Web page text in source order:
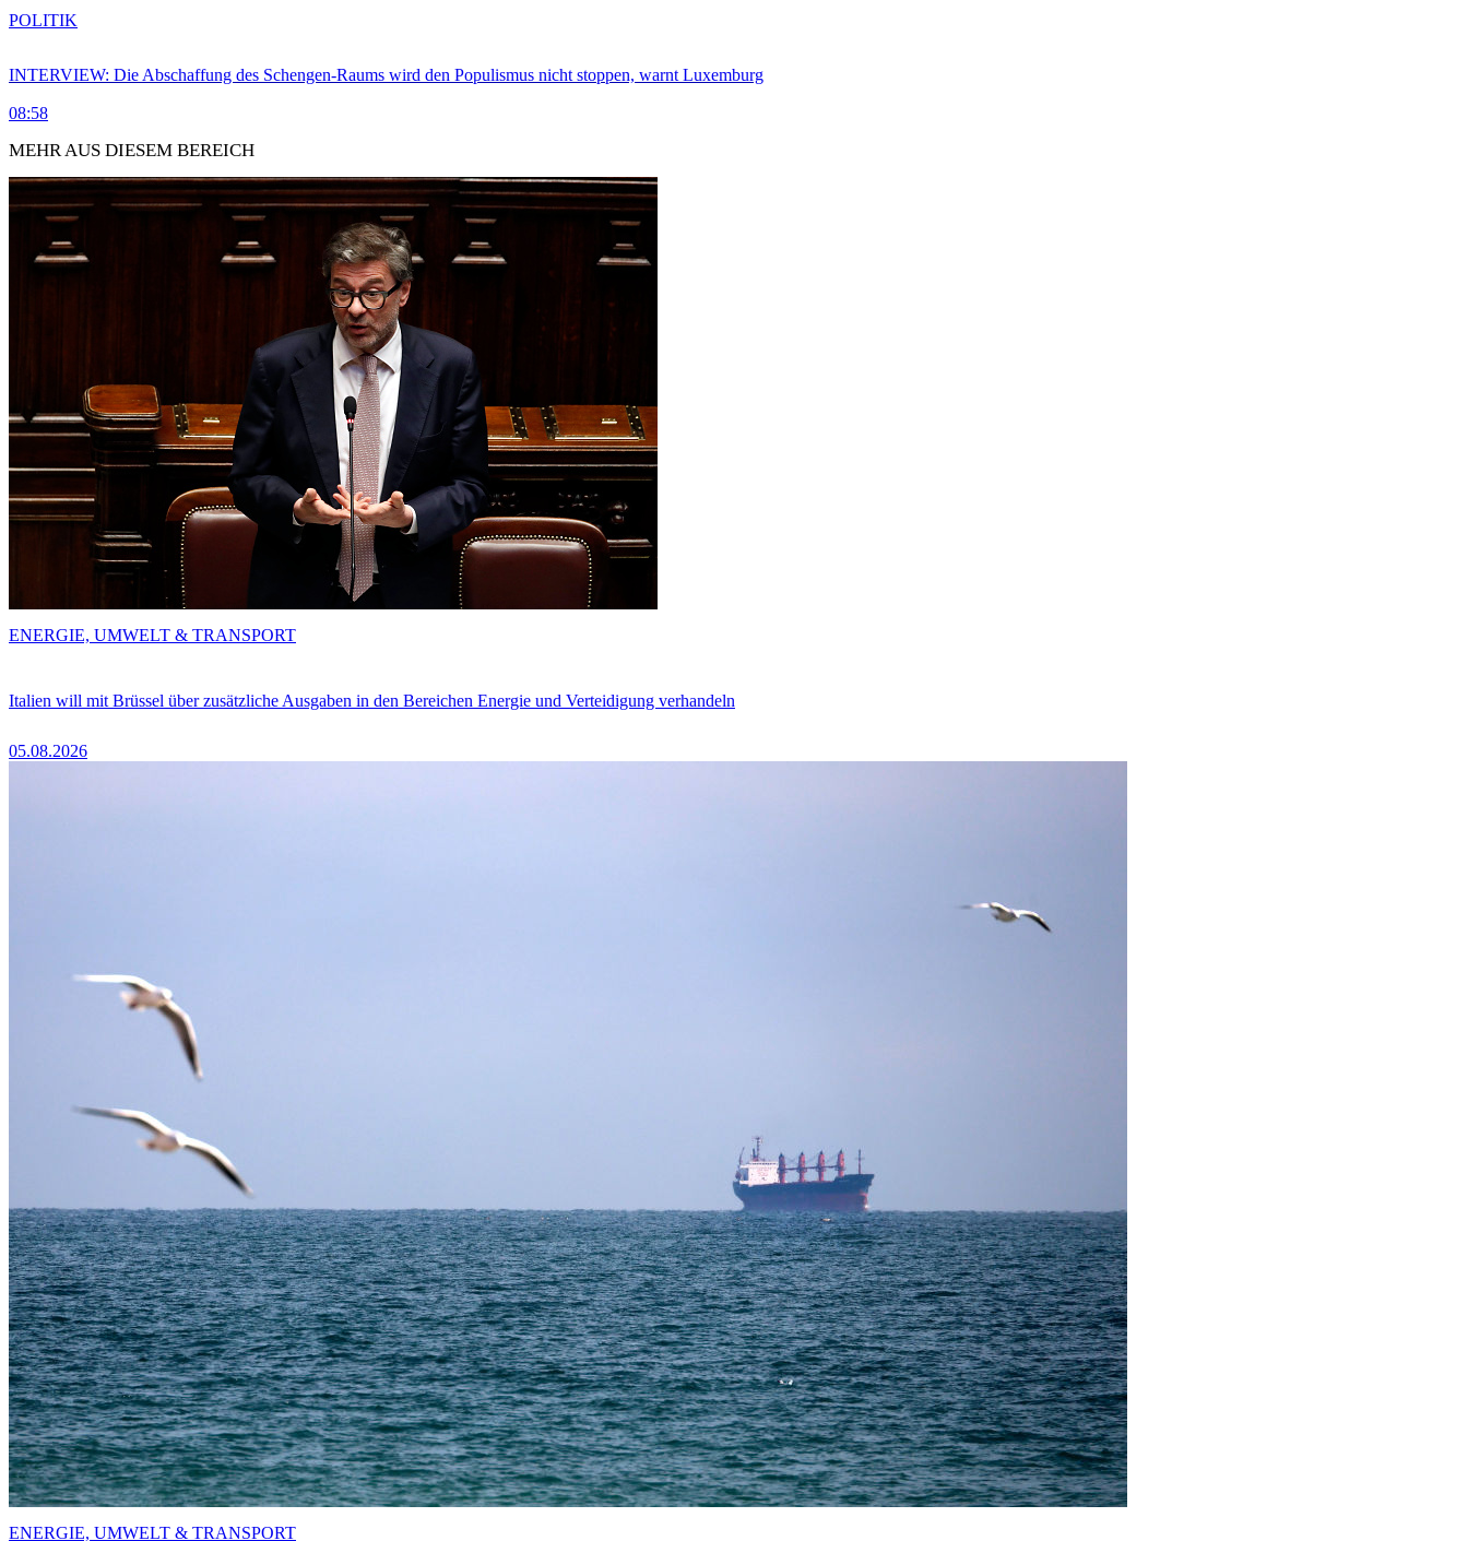
INTERVIEW: Die Abschaffung des Schengen-Raums wird den Populismus nicht stoppen, warnt Luxemburg
08:58
POLITIK
MEHR AUS DIESEM BEREICH
Italien will mit Brüssel über zusätzliche Ausgaben in den Bereichen Energie und Verteidigung verhandeln
05.08.2026
ENERGIE, UMWELT & TRANSPORT
ENERGIE, UMWELT & TRANSPORT